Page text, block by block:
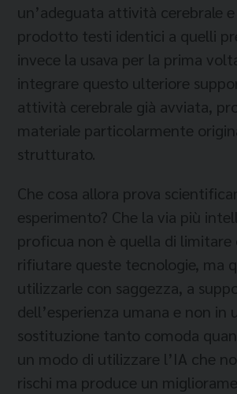
un’adeguata attività cerebrale
prodotto testi identici a quelli
invece la usava per la prima
integrare questo ulteriore
attività cerebrale già avviata,
materiale particolarmente
strutturato.
Che cosa allora prova
esperimento? Che la via più
proficua non è quella di
rifiutare queste tecnologie, ma
utilizzarle con saggezza, a
dell’esperienza umana e non in
sostituzione tanto comoda
un modo di utilizzare l’IA che
rischi ma produce un